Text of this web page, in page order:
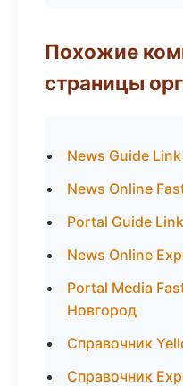
Похожие
страницы
News Guide
News Online
Portal Guide
News Online
Portal Media
Новгород
Справочник
Справочник